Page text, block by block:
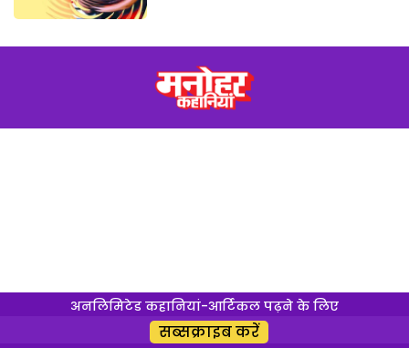
अनलिमिटेड कहानियां-आर्टिकल पढ़ने के लिए
सब्सक्राइब करें